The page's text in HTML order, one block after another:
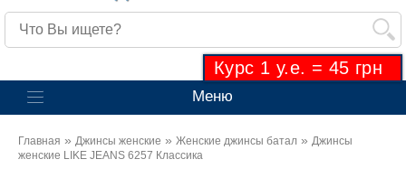
Курс 1 у.е. = 45 грн
Меню
Главная » Джинсы женские » Женские джинсы батал » Джинсы
женские LIKE JEANS 6257 Классика